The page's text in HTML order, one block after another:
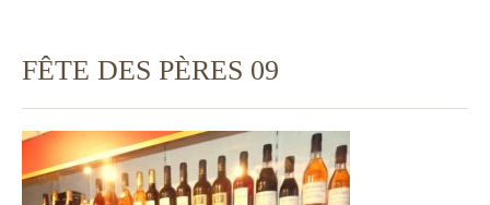
FÊTE DES PÈRES 09